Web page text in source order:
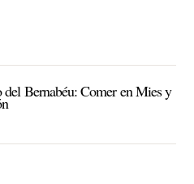
del Bernabéu: Comer en Mies y